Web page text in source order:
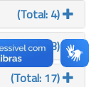
(Total: 4)
(Total: 13)
(Total: 17)